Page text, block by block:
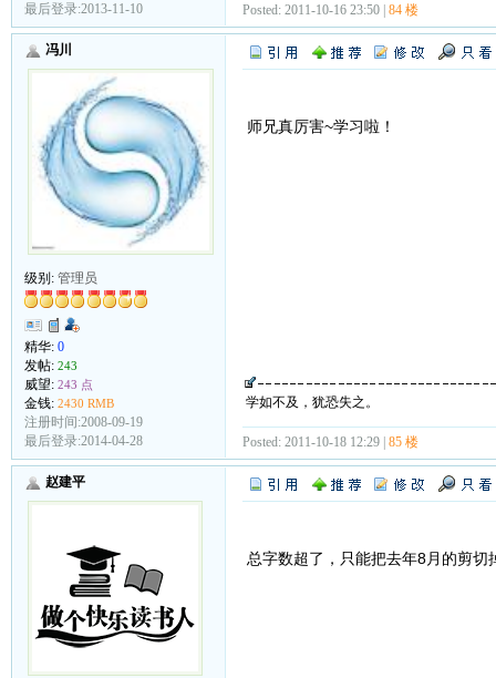
最后登录:2013-11-10
Posted: 2011-10-16 23:50 | 84 楼
冯川
级别: 管理员
精华: 0
发帖: 243
威望: 243 点
金钱: 2430 RMB
注册时间:2008-09-19
最后登录:2014-04-28
师兄真厉害~学习啦！
学如不及，犹恐失之。
Posted: 2011-10-18 12:29 | 85 楼
赵建平
总字数超了，只能把去年8月的剪